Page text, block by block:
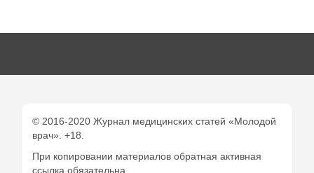
© 2016-2020 Журнал медицинских статей «Молодой
врач». +18.
При копировании материалов обратная активная
ссылка обязательна